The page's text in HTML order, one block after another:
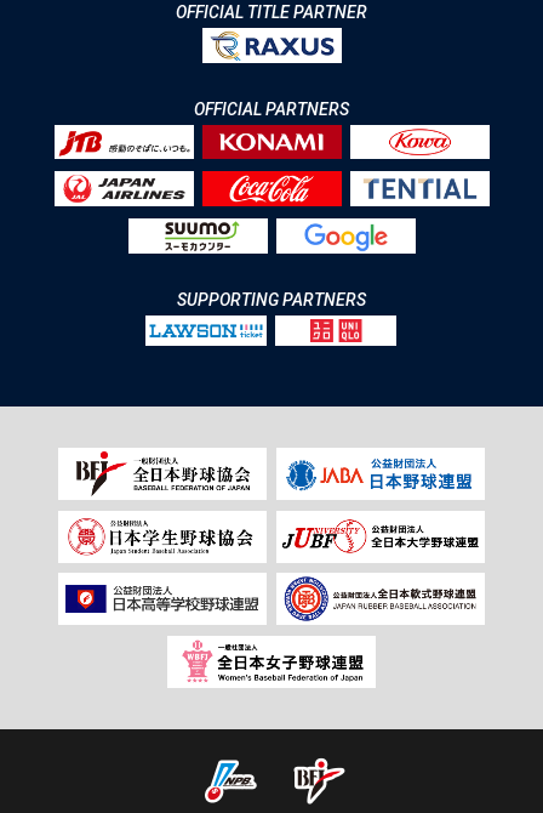
OFFICIAL TITLE PARTNER
OFFICIAL PARTNERS
SUPPORTING PARTNERS